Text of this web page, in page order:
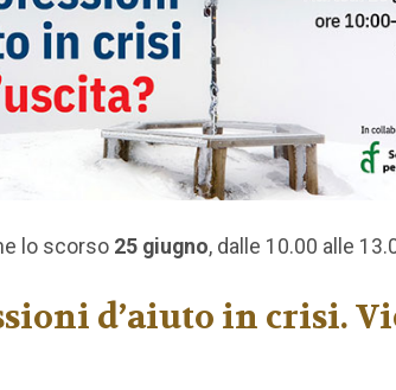
lo scorso25 giugno, dalle 10.00 alle
d’aiuto in crisi.